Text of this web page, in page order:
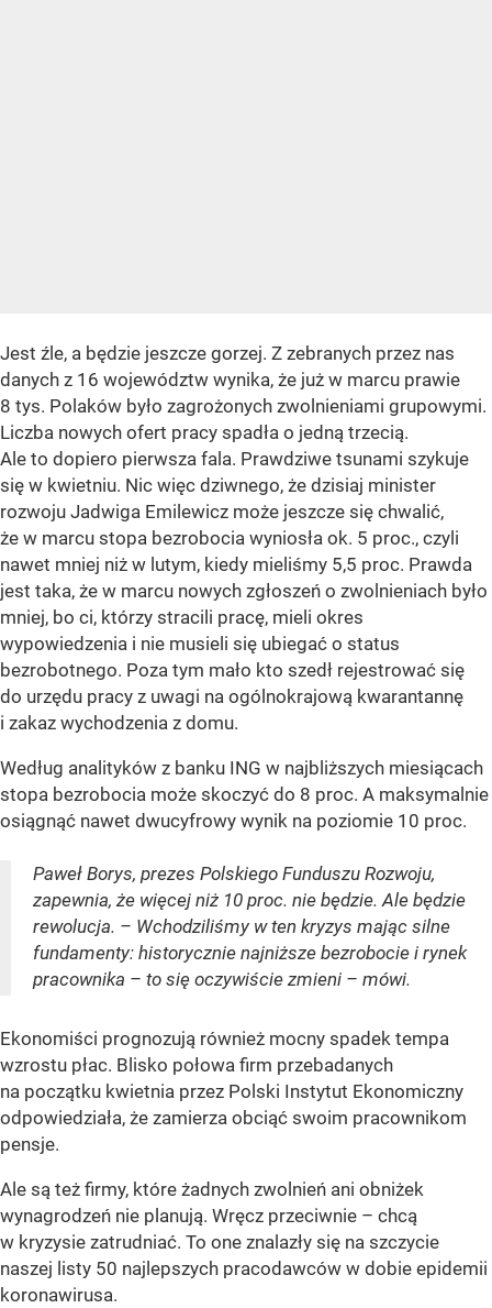
Jest źle, a będzie jeszcze gorzej. Z zebranych przez nas
danych z 16 województw wynika, że już w marcu prawie
8 tys. Polaków było zagrożonych zwolnieniami grupowymi.
Liczba nowych ofert pracy spadła o jedną trzecią.
Ale to dopiero pierwsza fala. Prawdziwe tsunami szykuje
się w kwietniu. Nic więc dziwnego, że dzisiaj minister
rozwoju Jadwiga Emilewicz może jeszcze się chwalić,
że w marcu stopa bezrobocia wyniosła ok. 5 proc., czyli
nawet mniej niż w lutym, kiedy mieliśmy 5,5 proc. Prawda
jest taka, że w marcu nowych zgłoszeń o zwolnieniach było
mniej, bo ci, którzy stracili pracę, mieli okres
wypowiedzenia i nie musieli się ubiegać o status
bezrobotnego. Poza tym mało kto szedł rejestrować się
do urzędu pracy z uwagi na ogólnokrajową kwarantannę
i zakaz wychodzenia z domu.
Według analityków z banku ING w najbliższych miesiącach
stopa bezrobocia może skoczyć do 8 proc. A maksymalnie
osiągnąć nawet dwucyfrowy wynik na poziomie 10 proc.
Paweł Borys, prezes Polskiego Funduszu Rozwoju,
zapewnia, że więcej niż 10 proc. nie będzie. Ale będzie
rewolucja. – Wchodziliśmy w ten kryzys mając silne
fundamenty: historycznie najniższe bezrobocie i rynek
pracownika – to się oczywiście zmieni – mówi.
Ekonomiści prognozują również mocny spadek tempa
wzrostu płac. Blisko połowa firm przebadanych
na początku kwietnia przez Polski Instytut Ekonomiczny
odpowiedziała, że zamierza obciąć swoim pracownikom
pensje.
Ale są też firmy, które żadnych zwolnień ani obniżek
wynagrodzeń nie planują. Wręcz przeciwnie – chcą
w kryzysie zatrudniać. To one znalazły się na szczycie
naszej listy 50 najlepszych pracodawców w dobie epidemii
koronawirusa.